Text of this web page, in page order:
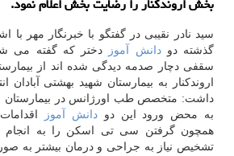
سید نادر نقیبی در گفتگو با خبرنگار مهر با
گذشته دودانش آموز
دختر كه گفته می
سقفی دچار صدمه دیدگی شده اند از
اروندكنار به بیمارستان شهید بهشتی آبادان
داشت: متخصص طب اورژانس در بیمارستان
به محض ورود این دودانش آموز
همچون گرفتن سی تی اسكن را به
تشخیص نیاز به جراحی و درمان بیشتر به